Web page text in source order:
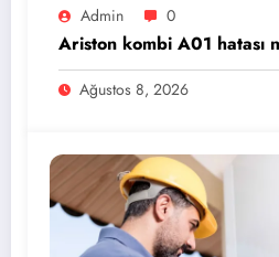
Admin 0
Ariston kombi A01 hatası
Ağustos 8, 2026